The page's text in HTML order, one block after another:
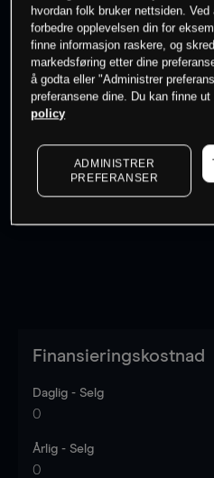
0% av kunder erpå
Søk om
Kursene er veiledende.Log in
Finansieringskostnad
Daglig - Selg
0
Årlig - Selg
0
hvordan folk bruker nettsiden.
forbedre opplevelsen din for
finne informasjon raskere, og
markedsføring etter dine
å godta eller "Administrer
preferansene dine. Du kan finne
policy
ADMINISTRER
PREFERANSER